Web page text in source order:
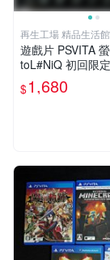
再生工場 精品生活館
遊戲片 PSVITA
toL#NiQ 初回限
版 再生工場 01
$1,680